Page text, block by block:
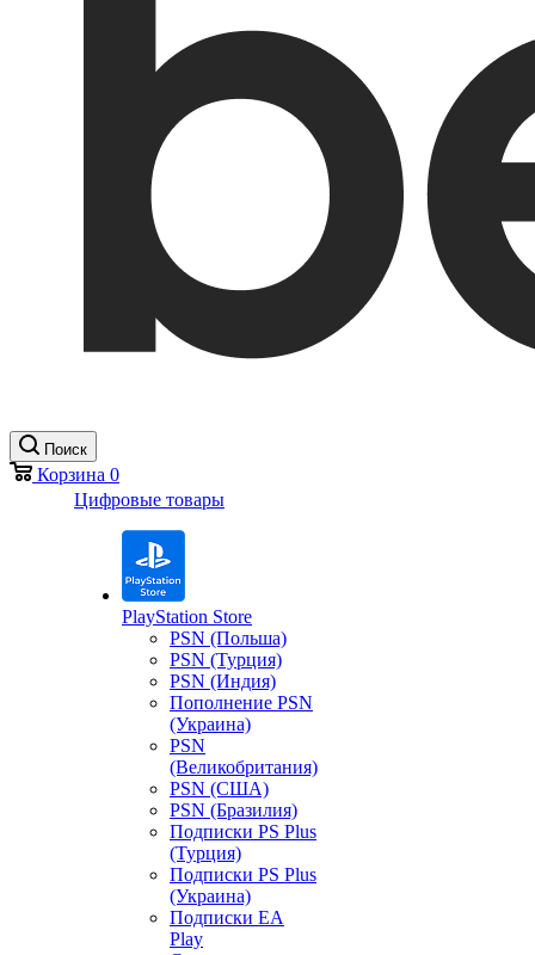
Поиск
Корзина 0
Цифровые товары
PlayStation Store
PSN (Польша)
PSN (Турция)
PSN (Индия)
Пополнение PSN
(Украина)
PSN
(Великобритания)
PSN (США)
PSN (Бразилия)
Подписки PS Plus
(Турция)
Подписки PS Plus
(Украина)
Подписки EA
Play